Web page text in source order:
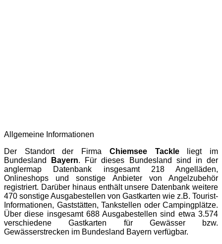
Allgemeine Informationen
Der Standort der Firma Chiemsee Tackleliegt im
Bundesland
Bayern. Für dieses Bundesland sind in der
anglermap Datenbank insgesamt 218 Angelläden,
Onlineshops und sonstige Anbieter von Angelzubehör
registriert. Darüber hinaus enthält unsere Datenbank weitere
470 sonstige Ausgabestellen von Gastkarten wie z.B. Tourist-
Informationen, Gaststätten, Tankstellen oder Campingplätze.
Über diese insgesamt 688 Ausgabestellen sind etwa 3.574
verschiedene Gastkarten für Gewässer bzw.
Gewässerstrecken im Bundesland Bayern verfügbar.